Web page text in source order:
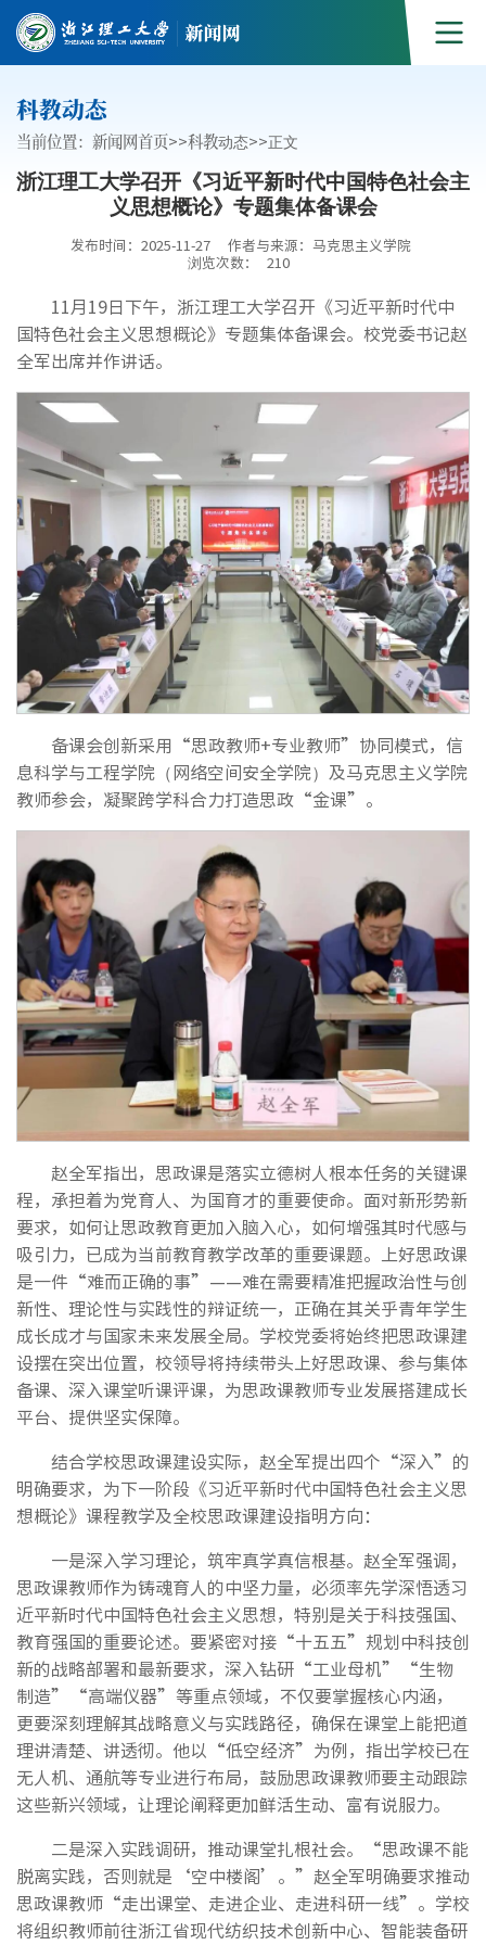
科教动态
当前位置： 新闻网首页>>科教动态>>正文
浙江理工大学召开《习近平新时代中国特色社会主
义思想概论》专题集体备课会
发布时间：2025-11-27
作者与来源：马克思主义学院
浏览次数：
210
11月19日下午，浙江理工大学召开《习近平新时代中
国特色社会主义思想概论》专题集体备课会。校党委书记赵
全军出席并作讲话。
备课会创新采用“思政教师+专业教师”协同模式，信
息科学与工程学院（网络空间安全学院）及马克思主义学院
教师参会，凝聚跨学科合力打造思政“金课”。
赵全军指出，思政课是落实立德树人根本任务的关键课
程，承担着为党育人、为国育才的重要使命。面对新形势新
要求，如何让思政教育更加入脑入心，如何增强其时代感与
吸引力，已成为当前教育教学改革的重要课题。上好思政课
是一件“难而正确的事”——难在需要精准把握政治性与创
新性、理论性与实践性的辩证统一，正确在其关乎青年学生
成长成才与国家未来发展全局。学校党委将始终把思政课建
设摆在突出位置，校领导将持续带头上好思政课、参与集体
备课、深入课堂听课评课，为思政课教师专业发展搭建成长
平台、提供坚实保障。
结合学校思政课建设实际，赵全军提出四个“深入”的
明确要求，为下一阶段《习近平新时代中国特色社会主义思
想概论》课程教学及全校思政课建设指明方向：
一是深入学习理论，筑牢真学真信根基。赵全军强调，
思政课教师作为铸魂育人的中坚力量，必须率先学深悟透习
近平新时代中国特色社会主义思想，特别是关于科技强国、
教育强国的重要论述。要紧密对接“十五五”规划中科技创
新的战略部署和最新要求，深入钻研“工业母机”“生物
制造”“高端仪器”等重点领域，不仅要掌握核心内涵，
更要深刻理解其战略意义与实践路径，确保在课堂上能把道
理讲清楚、讲透彻。他以“低空经济”为例，指出学校已在
无人机、通航等专业进行布局，鼓励思政课教师要主动跟踪
这些新兴领域，让理论阐释更加鲜活生动、富有说服力。
二是深入实践调研，推动课堂扎根社会。“思政课不能
脱离实践，否则就是‘空中楼阁’。”赵全军明确要求推动
思政课教师“走出课堂、走进企业、走进科研一线”。学校
将组织教师前往浙江省现代纺织技术创新中心、智能装备研